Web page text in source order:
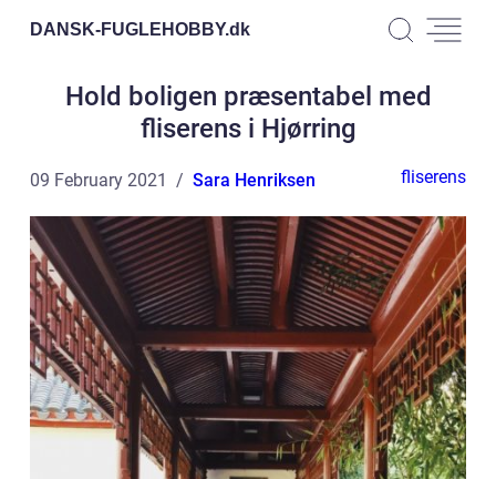
DANSK-FUGLEHOBBY.dk
Hold boligen præsentabel med
fliserens i Hjørring
09 February 2021 Sara Henriksen fliserens